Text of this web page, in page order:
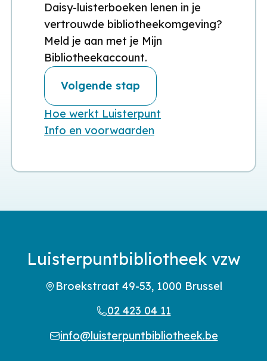
Daisy-luisterboeken lenen in je
vertrouwde bibliotheekomgeving?
Meld je aan met je Mijn
Bibliotheekaccount.
Volgende stap
Hoe werkt Luisterpunt
Info en voorwaarden
Luisterpuntbibliotheek vzw
Broekstraat 49-53, 1000 Brussel
02 423 04 11
info@luisterpuntbibliotheek.be